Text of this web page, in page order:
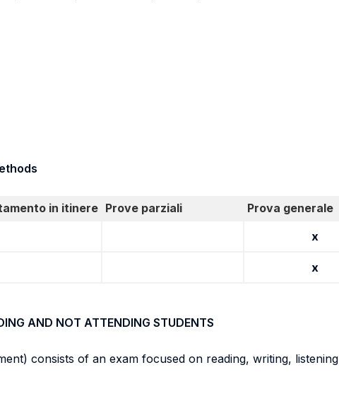
in itinere Prove parziali
Prova generale
x
x
AND NOT ATTENDING STUDENTS
consists of an exam focused on reading, writing,